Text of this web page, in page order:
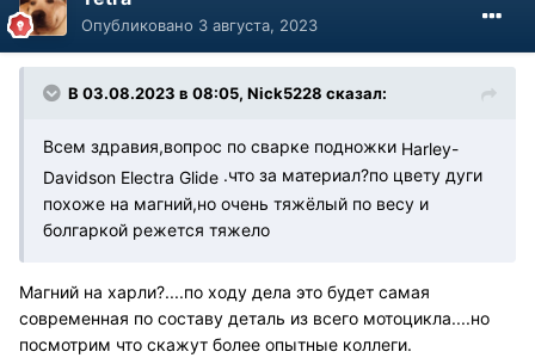
Опубликовано 3 августа, 2023
В 03.08.2023 в 08:05, Nick5228 сказал:
Всем здравия,вопрос по сварке подножки Harley-
Davidson Electra Glide .что за материал?по цвету дуги
похоже на магний,но очень тяжёлый по весу и
болгаркой режется тяжело
Магний на харли?....по ходу дела это будет самая
современная по составу деталь из всего мотоцикла....но
посмотрим что скажут более опытные коллеги.